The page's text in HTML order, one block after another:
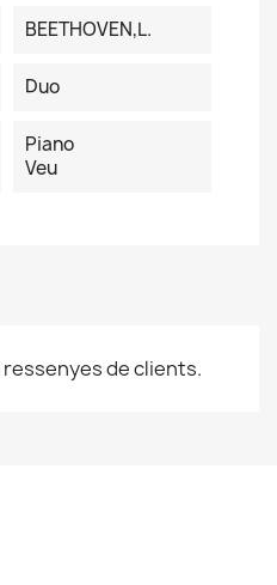
BEETHOVEN,L.
Duo
Piano
Veu
de clients.